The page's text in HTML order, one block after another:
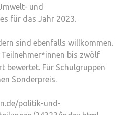
und
für das Jahr 2023.
sind ebenfalls willkommen.
bis zwölf
bewertet. Für Schulgruppen
Sonderpreis.
politik-und-